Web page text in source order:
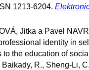
1213-6204.
Jitka a Pavel
identity in
to the education of
Baikady, R., Sheng-Li,